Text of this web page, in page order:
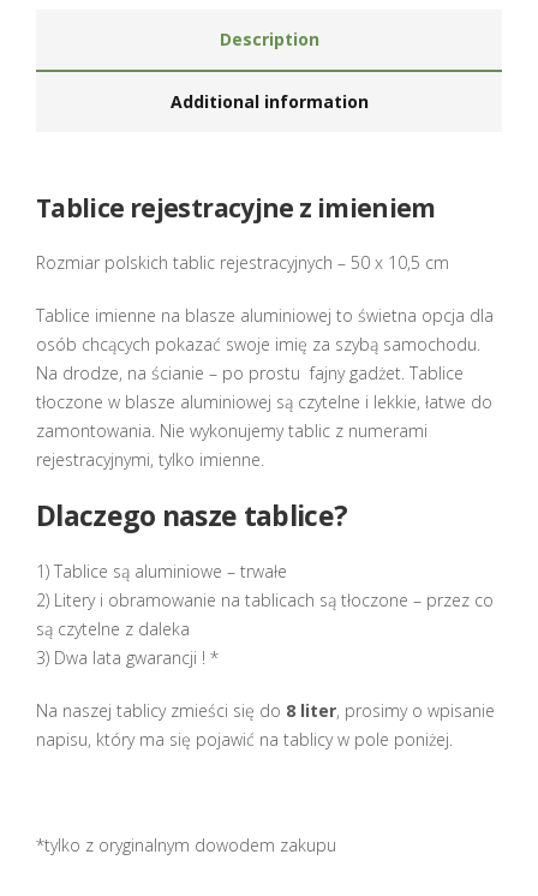
Description
Additional information
Tablice rejestracyjne z imieniem
Rozmiar polskich tablic rejestracyjnych – 50 x 10,5 cm
Tablice imienne na blasze aluminiowej to świetna opcja dla
osób chcących pokazać swoje imię za szybą samochodu.
Na drodze, na ścianie – po prostu fajny gadżet. Tablice
tłoczone w blasze aluminiowej są czytelne i lekkie, łatwe do
zamontowania. Nie wykonujemy tablic z numerami
rejestracyjnymi, tylko imienne.
Dlaczego nasze tablice?
1) Tablice są aluminiowe – trwałe
2) Litery i obramowanie na tablicach są tłoczone – przez co
są czytelne z daleka
3) Dwa lata gwarancji ! *
Na naszej tablicy zmieści się do 8 liter, prosimy o wpisanie
napisu, który ma się pojawić na tablicy w pole poniżej.
*tylko z oryginalnym dowodem zakupu